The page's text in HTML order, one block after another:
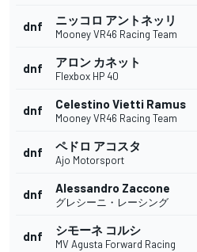
dnf ニッコロ アントネッリ
Mooney VR46 Racing Team
dnf アロン カネット
Flexbox HP 40
dnf Celestino Vietti Ramus
Mooney VR46 Racing Team
dnf ペドロ アコスタ
Ajo Motorsport
dnf Alessandro Zaccone
グレシーニ・レーシング
dnf シモーネ コルシ
MV Agusta Forward Racing